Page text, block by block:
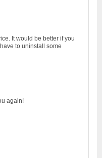
It would be better if you
to uninstall some
again!